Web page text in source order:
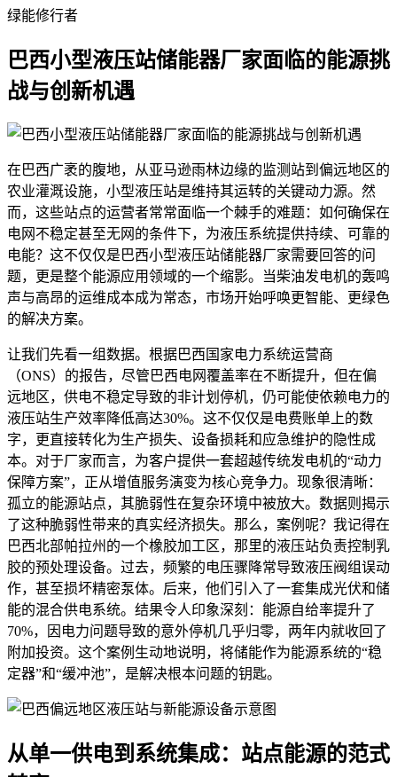
绿能修行者
巴西小型液压站储能器厂家面临的能源挑
战与创新机遇
在巴西广袤的腹地，从亚马逊雨林边缘的监测站到偏远地区的
农业灌溉设施，小型液压站是维持其运转的关键动力源。然
而，这些站点的运营者常常面临一个棘手的难题：如何确保在
电网不稳定甚至无网的条件下，为液压系统提供持续、可靠的
电能？这不仅仅是巴西小型液压站储能器厂家需要回答的问
题，更是整个能源应用领域的一个缩影。当柴油发电机的轰鸣
声与高昂的运维成本成为常态，市场开始呼唤更智能、更绿色
的解决方案。
让我们先看一组数据。根据巴西国家电力系统运营商
（ONS）的报告，尽管巴西电网覆盖率在不断提升，但在偏
远地区，供电不稳定导致的非计划停机，仍可能使依赖电力的
液压站生产效率降低高达30%。这不仅仅是电费账单上的数
字，更直接转化为生产损失、设备损耗和应急维护的隐性成
本。对于厂家而言，为客户提供一套超越传统发电机的“动力
保障方案”，正从增值服务演变为核心竞争力。现象很清晰：
孤立的能源站点，其脆弱性在复杂环境中被放大。数据则揭示
了这种脆弱性带来的真实经济损失。那么，案例呢？我记得在
巴西北部帕拉州的一个橡胶加工区，那里的液压站负责控制乳
胶的预处理设备。过去，频繁的电压骤降常导致液压阀组误动
作，甚至损坏精密泵体。后来，他们引入了一套集成光伏和储
能的混合供电系统。结果令人印象深刻：能源自给率提升了
70%，因电力问题导致的意外停机几乎归零，两年内就收回了
附加投资。这个案例生动地说明，将储能作为能源系统的“稳
定器”和“缓冲池”，是解决根本问题的钥匙。
从单一供电到系统集成：站点能源的范式